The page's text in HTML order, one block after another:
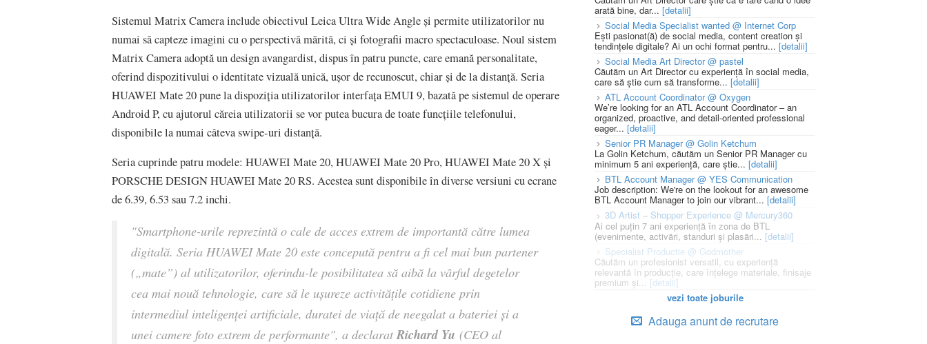
Sistemul Matrix Camera include obiectivul Leica Ultra Wide Angle și permite utilizatorilor nu
numai să capteze imagini cu o perspectivă mărită, ci și fotografii macro spectaculoase. Noul sistem
Matrix Camera adoptă un design avangardist, dispus în patru puncte, care emană personalitate,
oferind dispozitivului o identitate vizuală unică, ușor de recunoscut, chiar și de la distanță. Seria
HUAWEI Mate 20 pune la dispoziția utilizatorilor interfața EMUI 9, bazată pe sistemul de operare
Android P, cu ajutorul căreia utilizatorii se vor putea bucura de toate funcțiile telefonului,
disponibile la numai câteva swipe-uri distanță.
Seria cuprinde patru modele: HUAWEI Mate 20, HUAWEI Mate 20 Pro, HUAWEI Mate 20 X și
PORSCHE DESIGN HUAWEI Mate 20 RS. Acestea sunt disponibile în diverse versiuni cu ecrane
de 6.39, 6.53 sau 7.2 inchi.
"Smartphone-urile reprezintă o cale de acces extrem de importantă către lumea
digitală. Seria HUAWEI Mate 20 este concepută pentru a fi cel mai bun partener
(„mate”) al utilizatorilor, oferindu-le posibilitatea să aibă la vârful degetelor
cea mai nouă tehnologie, care să le ușureze activitățile cotidiene prin
intermediul inteligenței artificiale, duratei de viață de neegalat a bateriei și a
unei camere foto extrem de performante", a declarat Richard Yu (CEO al
arată bine, dar... [detalii]
Social Media Specialist wanted @ Internet Corp
Ești pasionat(ă) de social media, content creation și
tendințele digitale? Ai un ochi format pentru... [detalii]
Social Media Art Director @ pastel
Căutăm un Art Director cu experiență în social media,
care să știe cum să transforme... [detalii]
ATL Account Coordinator @ Oxygen
We’re looking for an ATL Account Coordinator – an
organized, proactive, and detail-oriented professional
eager... [detalii]
Senior PR Manager @ Golin Ketchum
La Golin Ketchum, căutăm un Senior PR Manager cu
minimum 5 ani experiență, care știe... [detalii]
BTL Account Manager @ YES Communication
Job description: We're on the lookout for an awesome
BTL Account Manager to join our vibrant... [detalii]
3D Artist – Shopper Experience @ Mercury360
Ai cel puțin 7 ani experiență în zona de BTL
(evenimente, activări, standuri și plasări... [detalii]
Specialist Productie @ Godmother
Căutăm un profesionist versatil, cu experiență
relevantă în producție, care înțelege materiale, finisaje
premium și... [detalii]
vezi toate joburile
Adauga anunt de recrutare